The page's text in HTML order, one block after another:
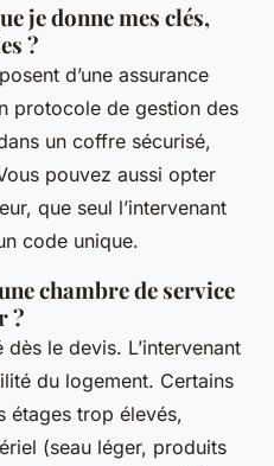
je donne mes clés,
?
d’une assurance
protocole de gestion des
un coffre sécurisé,
pouvez aussi opter
que seul l’intervenant
code unique.
chambre de service
?
le devis. L’intervenant
du logement. Certains
étages trop élevés,
(seau léger, produits